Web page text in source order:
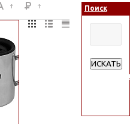
Поиск
ИСКАТЬ